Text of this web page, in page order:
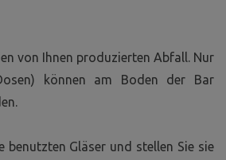
von Ihnen produzierten Abfall. Nur
können am Boden der Bar
benutzten Gläser und stellen Sie sie